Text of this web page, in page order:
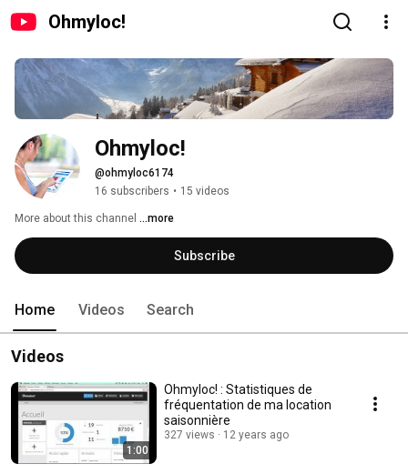
Ohmyloc!
Ohmyloc!
@ohmyloc6174
16 subscribers • 15 videos
More about this channel ...more
Subscribe
Home Videos Search
Videos
1:00
Ohmyloc! : Statistiques de
fréquentation de ma location
saisonnière
327 views 12 years ago